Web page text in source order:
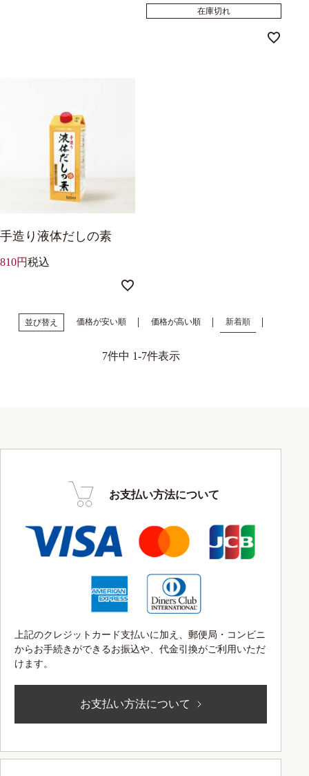
在庫切れ
手造り液体だしの素
810 税込
並び替え 価格が安い順 価格が高い順 新着順
7件中 1-7件表示
お支払い方法について
上記のクレジットカード支払いに加え、郵便局・コンビニ
からお手続きができるお振込や、代金引換がご利用いただ
けます。
お支払い方法について